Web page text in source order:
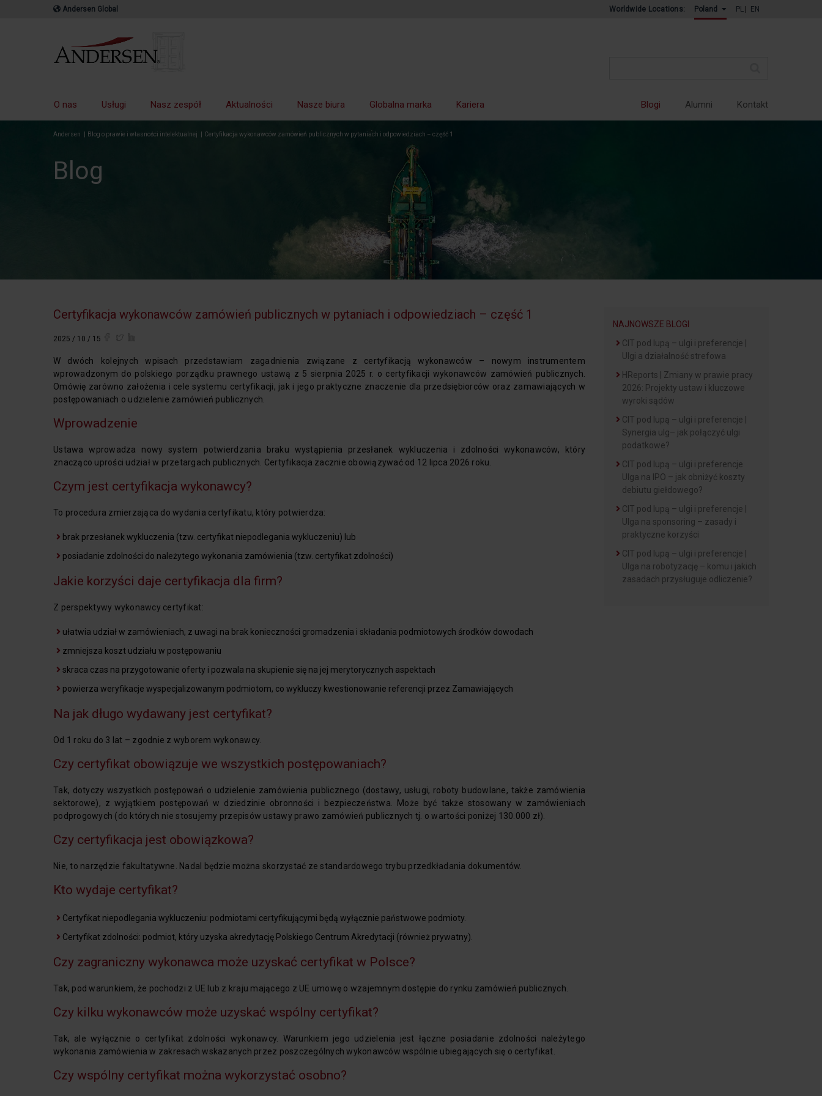
Andersen Global Worldwide Locations: Poland PL EN
O nas Usługi Nasz zespół Aktualności Nasze biura Globalna marka Kariera Blogi Alumni Kontakt
Andersen Blog o prawie i własności intelektualnej Certyfikacja wykonawców zamówień publicznych w pytaniach i odpowiedziach – część 1
Blog
Certyfikacja wykonawców zamówień publicznych w pytaniach i odpowiedziach – część 1
2025 / 10 / 15
W dwóch kolejnych wpisach przedstawiam zagadnienia związane z certyfikacją wykonawców – nowym instrumentem
wprowadzonym do polskiego porządku prawnego ustawą z 5 sierpnia 2025 r. o certyfikacji wykonawców zamówień publicznych.
Omówię zarówno założenia i cele systemu certyfikacji, jak i jego praktyczne znaczenie dla przedsiębiorców oraz zamawiających w
postępowaniach o udzielenie zamówień publicznych.
Wprowadzenie
Ustawa wprowadza nowy system potwierdzania braku wystąpienia przesłanek wykluczenia i zdolności wykonawców, który
znacząco uprości udział w przetargach publicznych. Certyfikacja zacznie obowiązywać od 12 lipca 2026 roku.
Czym jest certyfikacja wykonawcy?
To procedura zmierzająca do wydania certyfikatu, który potwierdza:
brak przesłanek wykluczenia (tzw. certyfikat niepodlegania wykluczeniu) lub
posiadanie zdolności do należytego wykonania zamówienia (tzw. certyfikat zdolności)
Jakie korzyści daje certyfikacja dla firm?
Z perspektywy wykonawcy certyfikat:
ułatwia udział w zamówieniach, z uwagi na brak konieczności gromadzenia i składania podmiotowych środków dowodach
zmniejsza koszt udziału w postępowaniu
skraca czas na przygotowanie oferty i pozwala na skupienie się na jej merytorycznych aspektach
powierza weryfikacje wyspecjalizowanym podmiotom, co wykluczy kwestionowanie referencji przez Zamawiających
Na jak długo wydawany jest certyfikat?
Od 1 roku do 3 lat – zgodnie z wyborem wykonawcy.
Czy certyfikat obowiązuje we wszystkich postępowaniach?
Tak, dotyczy wszystkich postępowań o udzielenie zamówienia publicznego (dostawy, usługi, roboty budowlane, także zamówienia
sektorowe), z wyjątkiem postępowań w dziedzinie obronności i bezpieczeństwa. Może być także stosowany w zamówieniach
podprogowych (do których nie stosujemy przepisów ustawy prawo zamówień publicznych tj. o wartości poniżej 130.000 zł).
Czy certyfikacja jest obowiązkowa?
Nie, to narzędzie fakultatywne. Nadal będzie można skorzystać ze standardowego trybu przedkładania dokumentów.
Kto wydaje certyfikat?
Certyfikat niepodlegania wykluczeniu: podmiotami certyfikującymi będą wyłącznie państwowe podmioty.
Certyfikat zdolności: podmiot, który uzyska akredytację Polskiego Centrum Akredytacji (również prywatny).
Czy zagraniczny wykonawca może uzyskać certyfikat w Polsce?
Tak, pod warunkiem, że pochodzi z UE lub z kraju mającego z UE umowę o wzajemnym dostępie do rynku zamówień publicznych.
Czy kilku wykonawców może uzyskać wspólny certyfikat?
Tak, ale wyłącznie o certyfikat zdolności wykonawcy. Warunkiem jego udzielenia jest łączne posiadanie zdolności należytego
wykonania zamówienia w zakresach wskazanych przez poszczególnych wykonawców wspólnie ubiegających się o certyfikat.
Czy wspólny certyfikat można wykorzystać osobno?
NAJNOWSZE BLOGI
CIT pod lupą – ulgi i preferencje |
Ulgi a działalność strefowa
HReports | Zmiany w prawie pracy
2026: Projekty ustaw i kluczowe
wyroki sądów
CIT pod lupą – ulgi i preferencje |
Synergia ulg– jak połączyć ulgi
podatkowe?
CIT pod lupą – ulgi i preferencje
Ulga na IPO – jak obniżyć koszty
debiutu giełdowego?
CIT pod lupą – ulgi i preferencje |
Ulga na sponsoring – zasady i
praktyczne korzyści
CIT pod lupą – ulgi i preferencje |
Ulga na robotyzację – komu i jakich
zasadach przysługuje odliczenie?